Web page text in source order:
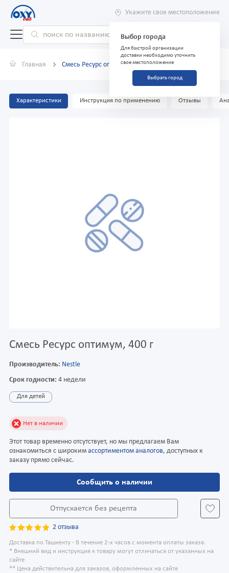
Укажите свое местоположение
Выбор города
Для быстрой организации
доставки необходимо уточнить
свое местоположение
Выбрать город
Главная Смесь Ресурс оптимум, 400 г
Характеристики Инструкция по применению Отзывы
Смесь Ресурс оптимум, 400 г
Производитель: Nestle
Срок годности: 4 недели
Для детей
Нет в наличии
Этот товар временно отсутствует, но мы предлагаем Вам
ознакомиться с широким ассортиментом аналогов, доступных к
заказу прямо сейчас.
Сообщить о наличии
Отпускается без рецепта
2 отзыва
Доставка по Ташкенту - В течение 2-х часов с момента оплаты заказа.
* Внешний вид и инструкция к товару могут отличаться от указанных на
сайте
** Цена действительна для заказов, оформленных на сайте